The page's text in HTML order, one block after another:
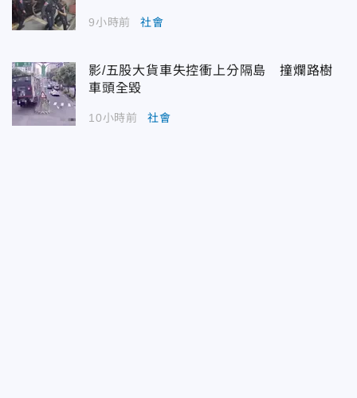
9小時前 社會
影/五股大貨車失控衝上分隔島 撞爛路樹
車頭全毀
10小時前 社會